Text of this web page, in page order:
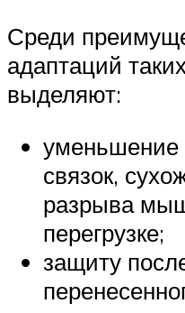
Среди
адаптаций
выделяют:
уменьшение
связок,
разрыва
перегрузке;
защиту